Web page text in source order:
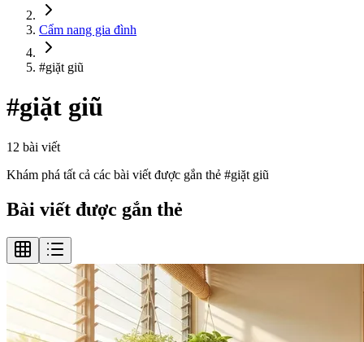
Cẩm nang gia đình
#giặt giũ
#giặt giũ
12 bài viết
Khám phá tất cả các bài viết được gắn thẻ #giặt giũ
Bài viết được gắn thẻ